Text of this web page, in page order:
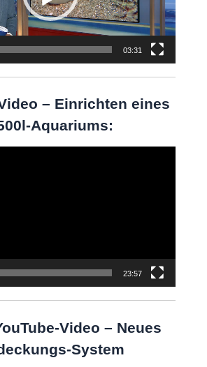
03:31
– Einrichten eines
Aquariums:
23:57
Video – Neues
System